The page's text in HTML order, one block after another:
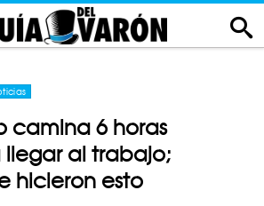
camina 6 horas
llegar al trabajo;
hicieron esto